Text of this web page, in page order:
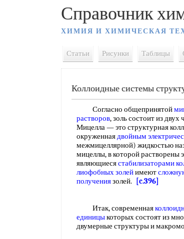
Справочник
ХИМИЯ И ХИМИЧЕСКАЯ
Статьи Рисунки Таблицы
Коллоидные системы
Согласно общепринятой
растворов, золь состоит из
Мицелла — это структурная
окруженнаядвойным
межмицеллярной) жидкостью
мицеллы, в которой растворены
являющиесястабилизаторами
лиофобных золейимеют
получениязолей. [c.396]
Итак, современная
единицыкоторых состоят из
двумерные структуры и